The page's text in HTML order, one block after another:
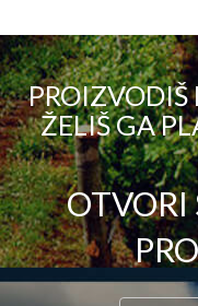
ŽELIŠ GA
OTVORI